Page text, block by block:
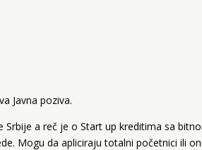
Javna poziva.
Srbije a reč je o Start up kreditima sa
Mogu da apliciraju totalni početnici ili